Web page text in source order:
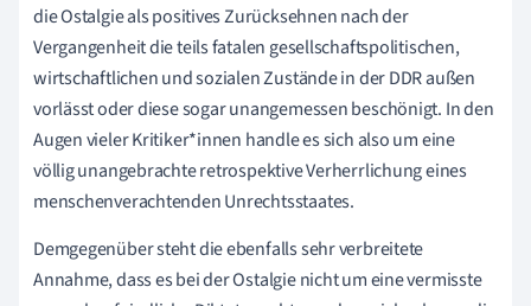
die Ostalgie als positives Zurücksehnen nach der
Vergangenheit die teils fatalen gesellschaftspolitischen,
wirtschaftlichen und sozialen Zustände in der DDR außen
vorlässt oder diese sogar unangemessen beschönigt. In den
Augen vieler Kritiker*innen handle es sich also um eine
völlig unangebrachte retrospektive Verherrlichung eines
menschenverachtenden Unrechtsstaates.
Demgegenüber steht die ebenfalls sehr verbreitete
Annahme, dass es bei der Ostalgie nicht um eine vermisste